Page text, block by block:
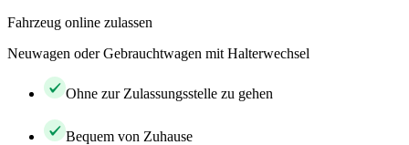
Fahrzeug online zulassen
Neuwagen oder Gebrauchtwagen mit Halterwechsel
Ohne zur Zulassungsstelle zu gehen
Bequem von Zuhause